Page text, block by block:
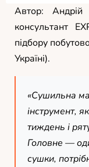
Автор: Андрій
консультант
підбору
Україні).
«Сушильна
інструмент,
тиждень і
Головне —
сушки,